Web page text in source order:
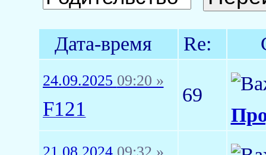
Дата-время Re:
24.09.2025 09:20 »
F121
69